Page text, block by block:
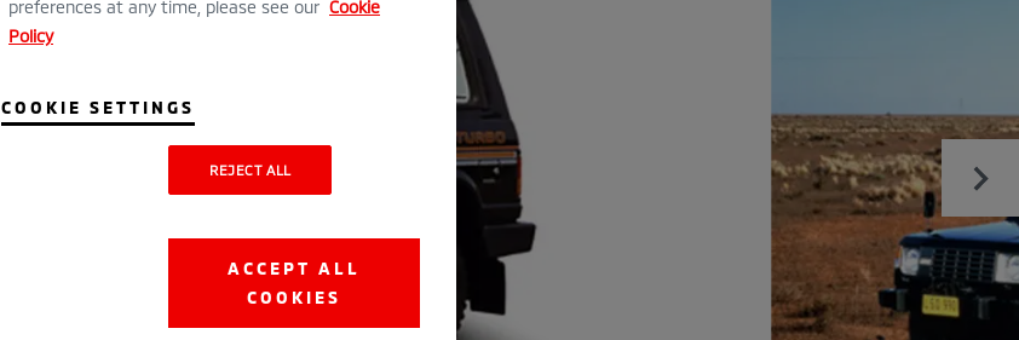
preferences at any time, please see our Cookie
Policy
COOKIE SETTINGS
REJECT ALL
ACCEPT ALL
COOKIES